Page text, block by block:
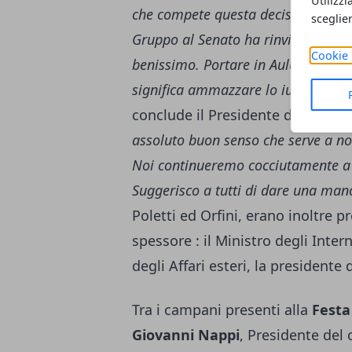
Cookie
che compete questa decisione”.
Gruppo al Senato ha rinviato la
benissimo. Portare in Aula il testo
significa ammazzare lo ius soli.
conclude il Presidente del Pd-
assoluto buon senso che serve a
Noi continueremo cocciutamente
Suggerisco a tutti di dare una
Poletti ed Orfini, erano inoltre
spessore : il Ministro degli
degli Affari esteri, la presidente
Tra i campani presenti alla
Giovanni Nappi, Presidente del